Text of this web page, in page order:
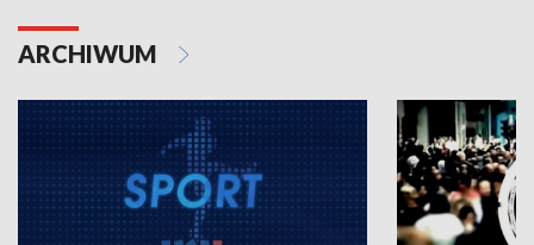
ARCHIWUM